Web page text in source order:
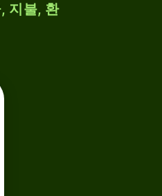
지불, 환